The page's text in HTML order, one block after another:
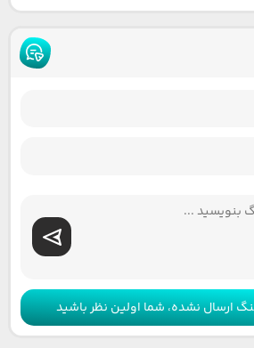
ارسال نشده، شما اولین نظر باشید